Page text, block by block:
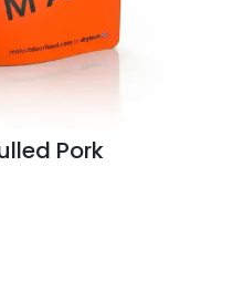
Pork